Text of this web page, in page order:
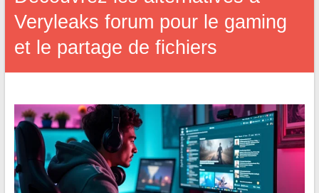
Veryleaks forum pour le gaming
et le partage de fichiers